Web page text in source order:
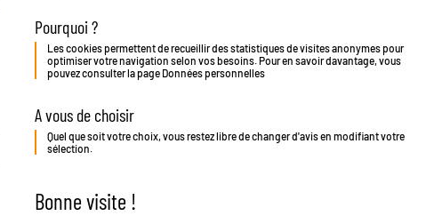
Pourquoi ?
Les cookies permettent de recueillir des statistiques de visites anonymes pour
optimiser votre navigation selon vos besoins. Pour en savoir davantage, vous
pouvez consulter la page Données personnelles
A vous de choisir
Quel que soit votre choix, vous restez libre de changer d'avis en modifiant votre
sélection.
Bonne visite !